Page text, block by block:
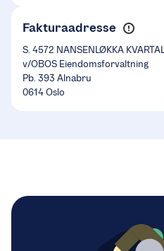
Fakturaadresse
S. 4572 NANSENLØKKA
v/OBOS Eiendomsforvaltning
Pb. 393 Alnabru
0614 Oslo